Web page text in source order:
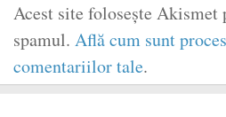
Acest site folosește Akismet
spamul. Află cum sunt
comentariilor tale.